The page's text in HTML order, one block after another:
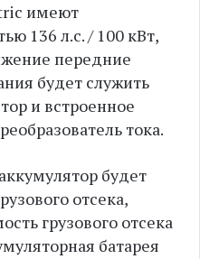
имеют
136 л.с. / 100 кВт,
передние
будет служить
и встроенное
тока.
будет
отсека,
грузового отсека
батарея